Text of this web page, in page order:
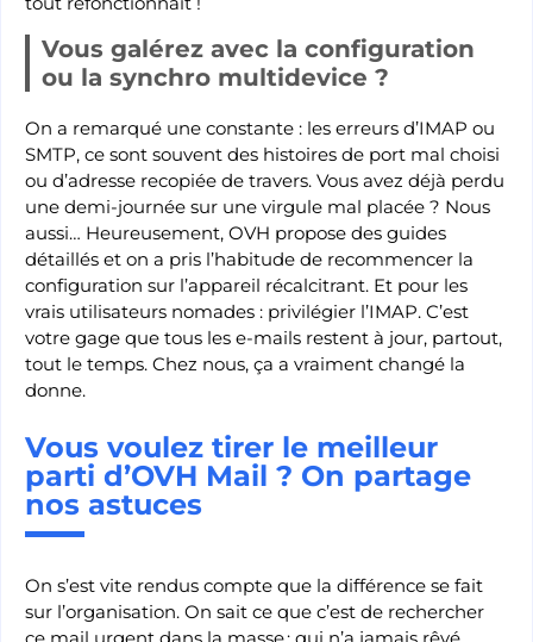
Vous galérez avec la configuration
ou la synchro multidevice ?
On a remarqué une constante : les erreurs d’IMAP ou
SMTP, ce sont souvent des histoires de port mal choisi
ou d’adresse recopiée de travers. Vous avez déjà perdu
une demi-journée sur une virgule mal placée ? Nous
aussi… Heureusement, OVH propose des guides
détaillés et on a pris l’habitude de recommencer la
configuration sur l’appareil récalcitrant. Et pour les
vrais utilisateurs nomades : privilégier l’IMAP. C’est
votre gage que tous les e-mails restent à jour, partout,
tout le temps. Chez nous, ça a vraiment changé la
donne.
Vous voulez tirer le meilleur
parti d’OVH Mail ? On partage
nos astuces
On s’est vite rendus compte que la différence se fait
sur l’organisation. On sait ce que c’est de rechercher